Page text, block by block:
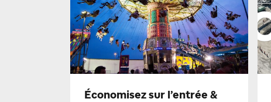
Économisez sur l’entrée &